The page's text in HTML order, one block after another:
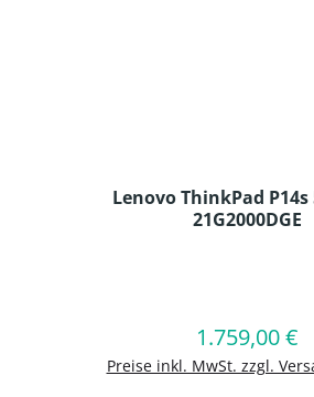
Lenovo ThinkPad
21G2000DGE
Regulärer
1.759,00 €
Preise inkl. MwSt. zzgl.
In den Warenkorb